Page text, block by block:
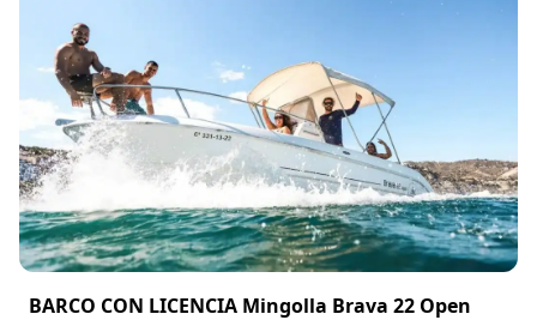
BARCO CON LICENCIA Mingolla Brava 22 Open